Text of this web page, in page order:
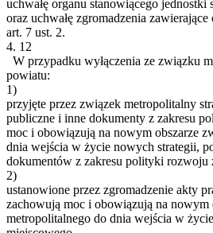
uchwałę organu stanowiącego jednostki
oraz uchwałę zgromadzenia
art. 7 ust. 2.
4. 12
W przypadku wyłączenia ze związku
powiatu:
1)
przyjęte przez związek metropolitalny
publiczne i inne dokumenty z zakresu
moc i obowiązują na nowym obszarze
dnia wejścia w życie nowych strategii,
dokumentów z zakresu polityki rozwoju
2)
ustanowione przez zgromadzenie akty
zachowują moc i obowiązują na nowym
metropolitalnego do dnia wejścia w